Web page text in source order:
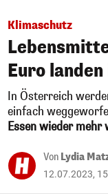
Klimaschutz
Euro
In Österreich
einfach
Essen wieder mehr
Von Lydia
12.07.2023,